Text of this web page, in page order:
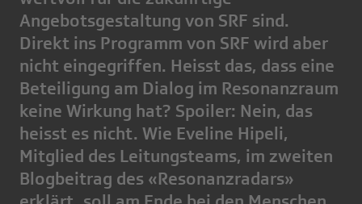
Angebotsgestaltung von SRF sind.
Direkt ins Programm von SRF wird aber
nicht eingegriffen. Heisst das, dass eine
Beteiligung am Dialog im Resonanzraum
keine Wirkung hat? Spoiler: Nein, das
heisst es nicht. Wie Eveline Hipeli,
Mitglied des Leitungsteams, im zweiten
Blogbeitrag des «Resonanzradars»